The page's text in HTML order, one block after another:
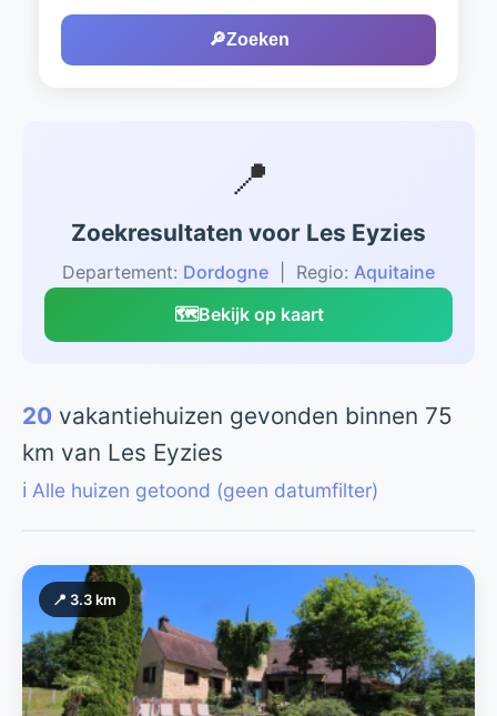
🔎Zoeken
📍
Zoekresultaten voor Les Eyzies
Departement: Dordogne | Regio: Aquitaine
🗺️Bekijk op kaart
20 vakantiehuizen gevonden binnen 75
km van Les Eyzies
ℹ️ Alle huizen getoond (geen datumfilter)
📍 3.3 km